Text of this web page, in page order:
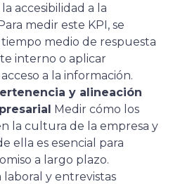
accesibilidad a la
medir este KPI, se
medio de respuesta
interno o aplicar
a la información.
y alineación
Medir cómo los
la cultura de la empresa y
ella es esencial para
a largo plazo.
laboral y entrevistas